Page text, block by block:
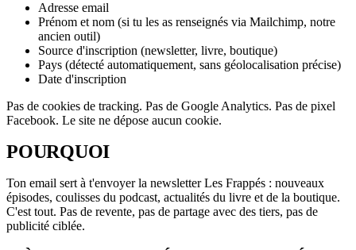
Adresse email
Prénom et nom (si tu les as renseignés via Mailchimp, notre
ancien outil)
Source d'inscription (newsletter, livre, boutique)
Pays (détecté automatiquement, sans géolocalisation précise)
Date d'inscription
Pas de cookies de tracking. Pas de Google Analytics. Pas de pixel
Facebook. Le site ne dépose aucun cookie.
POURQUOI
Ton email sert à t'envoyer la newsletter Les Frappés : nouveaux
épisodes, coulisses du podcast, actualités du livre et de la boutique.
C'est tout. Pas de revente, pas de partage avec des tiers, pas de
publicité ciblée.